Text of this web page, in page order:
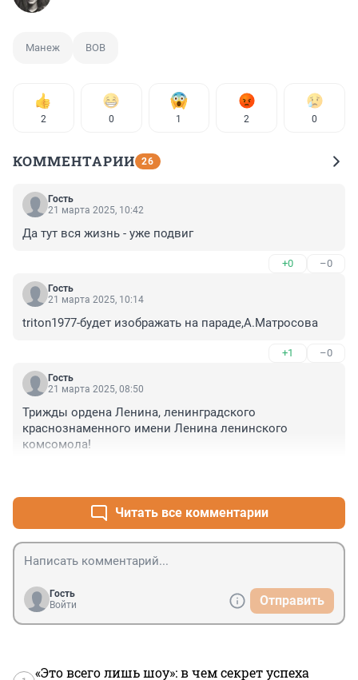
Манеж ВОВ
2 0 1 2 0
КОММЕНТАРИИ 26
Гость
21 марта 2025, 10:42
Да тут вся жизнь - уже подвиг
+0 –0
Гость
21 марта 2025, 10:14
triton1977-будет изображать на параде,А.Матросова
+1 –0
Гость
21 марта 2025, 08:50
Трижды ордена Ленина, ленинградского
краснознаменного имени Ленина ленинского
комсомола!
Читать все комментарии
Гость
Войти
Отправить
«Это всего лишь шоу»: в чем секрет успеха